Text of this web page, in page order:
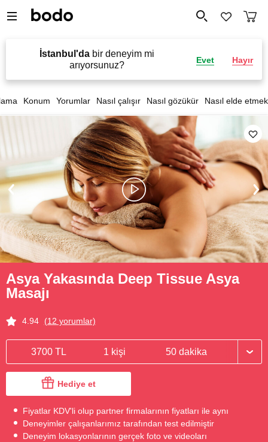
İstanbul'dabir deneyim mi
arıyorsunuz?
Evet Hayır
Konum Yorumlar Nasıl çalışır Nasıl gözükür Nasıl elde etmek
Asya Yakasında Deep Tissue Asya
Masajı
4.94 (12 yorumlar)
3700 TL 1 kişi 50 dakika
Hediye et
Fiyatlar KDV'li olup partner firmalarının fiyatları ile aynı
Deneyimler çalışanlarımız tarafından test edilmiştir
Deneyim lokasyonlarının gerçek foto ve videoları